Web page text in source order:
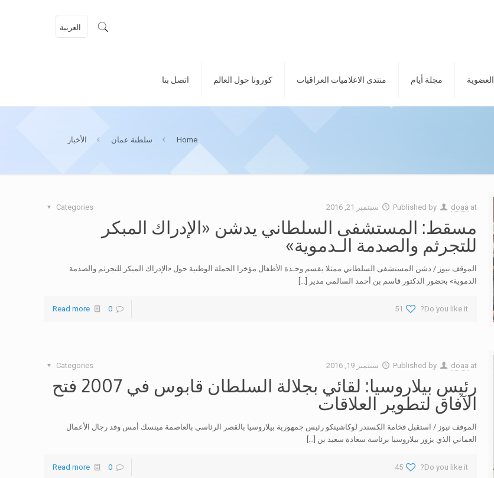
العضوية مجلة أيام منتدى الاعلاميات العراقيات كورونا حول العالم اتصل بنا
العربية
Home سلطنة عمان الأخبار
Published by doaa at سبتمبر 21, 2016 Categories
مسقط: المستشفى السلطاني يدشن «الإدراك المبكر
للتجرثم والصدمة الـدموية»
الموقف نيوز / دشن المستشفى السلطاني ممثلا بقسم وحـدة الأطفال مؤخرا الحملة الوطنية حول «الإدراك المبكر للتجرثم والصدمة
الدموية» بحضور الدكتور قاسم بن أحمد السالمي مدير
[…]
Do you like it?
51
0
Read more
Published by doaa at سبتمبر 19, 2016 Categories
رئيس بيلاروسيا: لقائي بجلالة السلطان قابوس في 2007 فتح
الآفاق لتطوير العلاقات
الموقف نيوز / استقبل فخامة الكسندر لوكاشينكو رئيس جمهورية بيلاروسيا بالقصر الرئاسي بالعاصمة مينسك أمس وفد رجال الأعمال
العماني الذي يزور بيلاروسيا برئاسة سعادة سعيد بن […]
Do you like it?
45
0
Read more